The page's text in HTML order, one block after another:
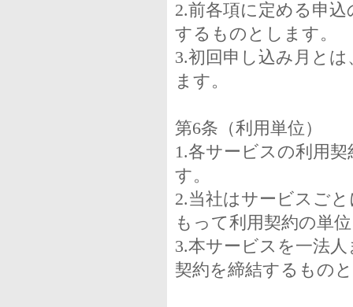
2.前各項に定める申
するものとします。
3.初回申し込み月と
ます。
第6条（利用単位）
1.各サービスの利用
す。
2.当社はサービスご
もって利用契約の単
3.本サービスを一法
契約を締結するもの